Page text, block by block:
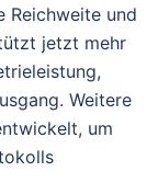
Reichweite und
jetzt mehr
Weitere
um